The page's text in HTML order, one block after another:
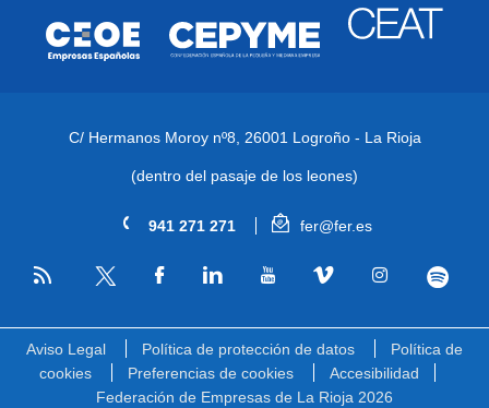
C/ Hermanos Moroy nº8, 26001 Logroño - La Rioja
(dentro del pasaje de los leones)
941 271 271 fer@fer.es
RSS
Aviso Legal Política de protección de datos
Política de
cookies
Preferencias de cookies
Accesibilidad
Federación de Empresas de La Rioja 2026